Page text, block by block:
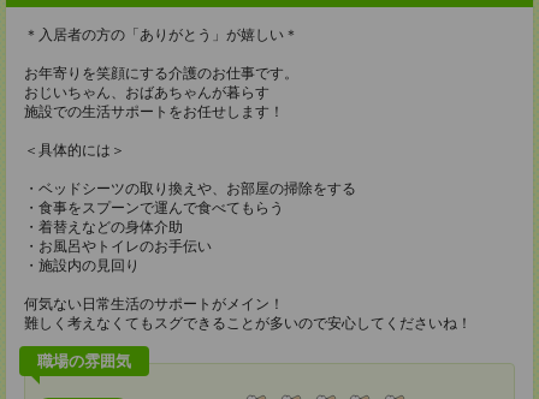
＊入居者の方の「ありがとう」が嬉しい＊
お年寄りを笑顔にする介護のお仕事です。
おじいちゃん、おばあちゃんが暮らす
施設での生活サポートをお任せします！
＜具体的には＞
・ベッドシーツの取り換えや、お部屋の掃除をする
・食事をスプーンで運んで食べてもらう
・着替えなどの身体介助
・お風呂やトイレのお手伝い
・施設内の見回り
何気ない日常生活のサポートがメイン！
難しく考えなくてもスグできることが多いので安心してくださいね！
職場の雰囲気